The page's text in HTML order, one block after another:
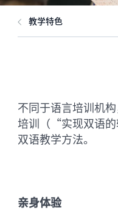
教学特色
不同于语言培训机
培训（“实现双语
双语教学方法。
亲身体验